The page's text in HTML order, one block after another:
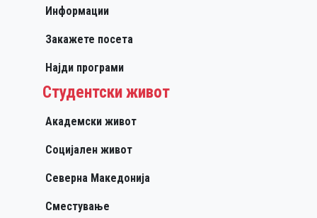
Информации
Закажете посета
Најди програми
Студентски живот
Академски живот
Социјален живот
Северна Македонија
Сместување